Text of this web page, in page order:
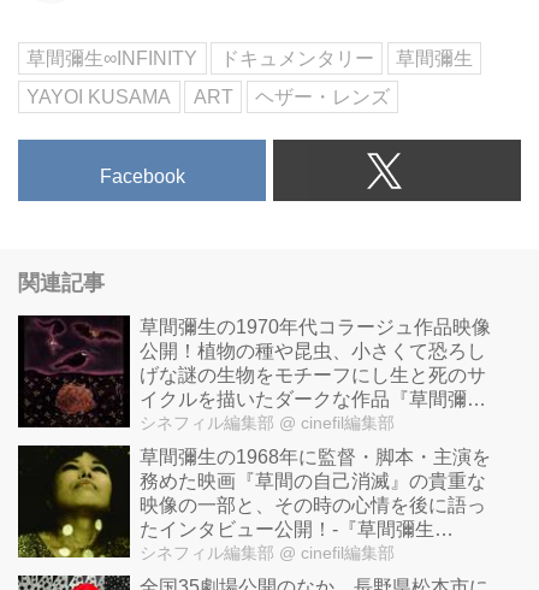
草間彌生∞INFINITY ドキュメンタリー
草間彌生
YAYOI KUSAMA
ART ヘザー・レンズ
Facebook
関連記事
草間彌生の1970年代コラージュ作品映像
公開！植物の種や昆虫、小さくて恐ろし
げな謎の生物をモチーフにし生と死のサ
イクルを描いたダークな作品『草間彌生
∞INFINITY』
シネフィル編集部 @ cinefil編集部
草間彌生の1968年に監督・脚本・主演を
務めた映画『草間の自己消滅』の貴重な
映像の一部と、その時の心情を後に語っ
たインタビュー公開！-『草間彌生
∞INFINITY』
シネフィル編集部 @ cinefil編集部